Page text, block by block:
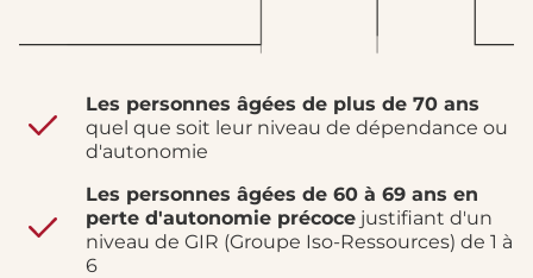
Les personnes âgées de plus de 70 ans
quel que soit leur niveau de dépendance ou
d'autonomie
Les personnes âgées de 60 à 69 ans en
perte d'autonomie précoce justifiant d'un
niveau de GIR (Groupe Iso-Ressources) de 1 à
6